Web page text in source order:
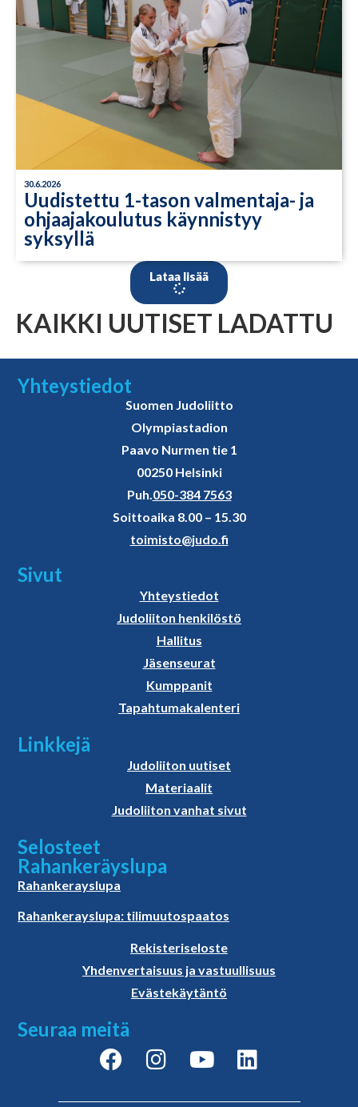
30.6.2026
Uudistettu 1-tason valmentaja- ja
ohjaajakoulutus käynnistyy
syksyllä
Lataa lisää
KAIKKI UUTISET LADATTU
Yhteystiedot
Suomen Judoliitto
Olympiastadion
Paavo Nurmen tie 1
00250 Helsinki
Puh. 050-384 7563
Soittoaika 8.00 – 15.30
toimisto@judo.fi
Sivut
Yhteystiedot
Judoliiton henkilöstö
Hallitus
Jäsenseurat
Kumppanit
Tapahtumakalenteri
Linkkejä
Judoliiton uutiset
Materiaalit
Judoliiton vanhat sivut
Selosteet
Rahankeräyslupa
Rahankerayslupa
Rahankerayslupa: tilimuutospaatos
Rekisteriseloste
Yhdenvertaisuus ja vastuullisuus
Evästekäytäntö
Seuraa meitä